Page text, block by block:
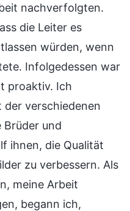
nachverfolgten.
die Leiter es
würden, wenn
Infolgedessen war
proaktiv. Ich
verschiedenen
Brüder und
ihnen, die Qualität
zu verbessern. Als
meine Arbeit
begann ich,